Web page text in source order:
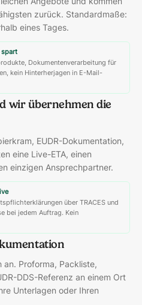
zurück. Standardmaße:
eines Tages.
spart
Dokumentenverarbeitung für
kein Hinterherjagen in E-Mail-
wir übernehmen die
EUDR-Dokumentation,
eine Live-ETA, einen
einzigen Ansprechpartner.
über TRACES und
bei jedem Auftrag. Kein
an. Proforma, Packliste,
DDS-Referenz an einem Ort
Unterlagen oder Ihren